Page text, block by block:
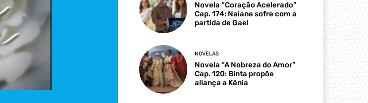
Novela “Coração Acelerado”
Cap. 174: Naiane sofre com a
partida de Gael
NOVELAS
Novela “A Nobreza do Amor”
Cap. 120: Binta propõe
aliança a Kênia